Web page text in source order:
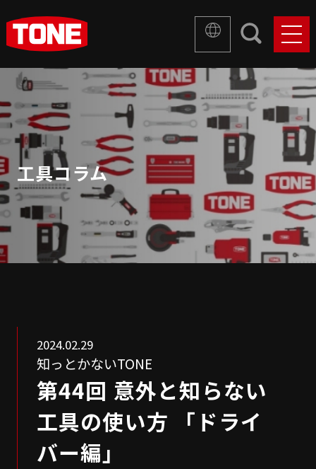
工具コラム
2024.02.29
知っとかないTONE
第44回 意外と知らない
工具の使い方 「ドライ
バー編」